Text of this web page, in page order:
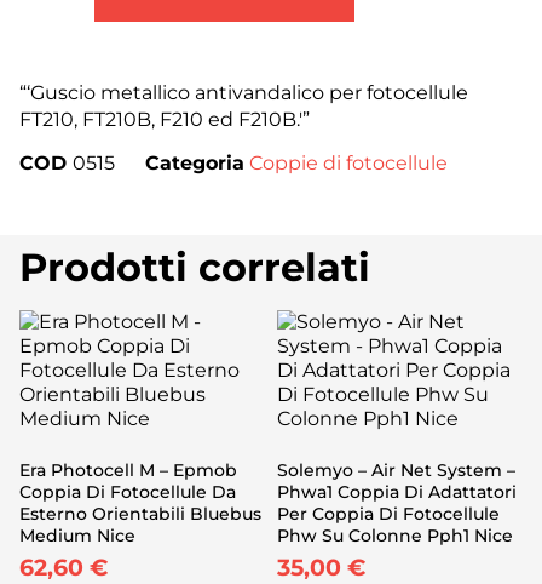
“‘Guscio metallico antivandalico per fotocellule
FT210, FT210B, F210 ed F210B.'”
COD 0515 Categoria Coppie di fotocellule
Prodotti correlati
Era Photocell M – Epmob
Coppia Di Fotocellule Da
Esterno Orientabili Bluebus
Medium Nice
62,60 €
Solemyo – Air Net System –
Phwa1 Coppia Di Adattatori
Per Coppia Di Fotocellule
Phw Su Colonne Pph1 Nice
35,00 €